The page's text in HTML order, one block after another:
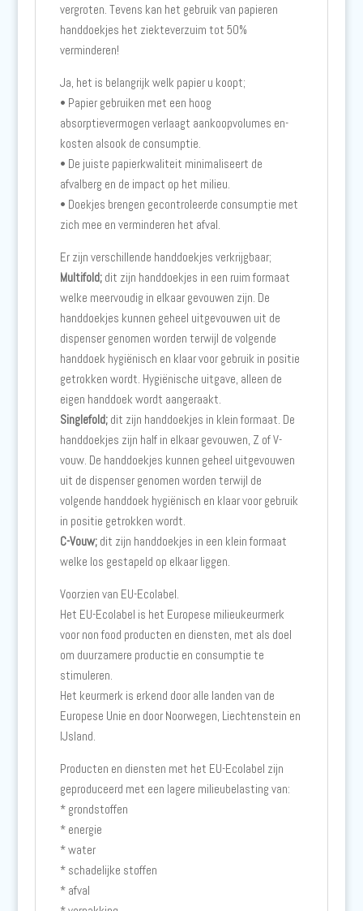
vergroten. Tevens kan het gebruik van papieren
handdoekjes het ziekteverzuim tot 50%
verminderen!
Ja, het is belangrijk welk papier u koopt;
• Papier gebruiken met een hoog
absorptievermogen verlaagt aankoopvolumes en-
kosten alsook de consumptie.
• De juiste papierkwaliteit minimaliseert de
afvalberg en de impact op het milieu.
• Doekjes brengen gecontroleerde consumptie met
zich mee en verminderen het afval.
Er zijn verschillende handdoekjes verkrijgbaar;
Multifold;dit zijn handdoekjes in een ruim formaat
welke meervoudig in elkaar gevouwen zijn. De
handdoekjes kunnen geheel uitgevouwen uit de
dispenser genomen worden terwijl de volgende
handdoek hygiënisch en klaar voor gebruik in positie
getrokken wordt. Hygiënische uitgave, alleen de
eigen handdoek wordt aangeraakt.
Singlefold;dit zijn handdoekjes in klein formaat. De
handdoekjes zijn half in elkaar gevouwen, Z of V-
vouw. De handdoekjes kunnen geheel uitgevouwen
uit de dispenser genomen worden terwijl de
volgende handdoek hygiënisch en klaar voor gebruik
in positie getrokken wordt.
C-Vouw;dit zijn handdoekjes in een klein formaat
welke los gestapeld op elkaar liggen.
Voorzien van EU-Ecolabel.
Het EU-Ecolabel is het Europese milieukeurmerk
voor non food producten en diensten, met als doel
om duurzamere productie en consumptie te
stimuleren.
Het keurmerk is erkend door alle landen van de
Europese Unie en door Noorwegen, Liechtenstein en
IJsland.
Producten en diensten met het EU-Ecolabel zijn
geproduceerd met een lagere milieubelasting van:
* grondstoffen
* energie
* water
* schadelijke stoffen
* afval